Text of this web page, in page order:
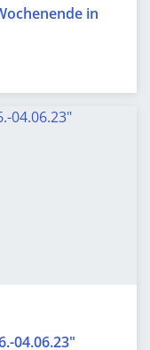
in
04.06.23"